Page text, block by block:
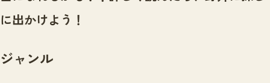
注目のいきもの
生物多様性のめぐみ
保全アクション
いきもの調査隊
調査レポート
マッチング
に出かけよう！
ジャンル